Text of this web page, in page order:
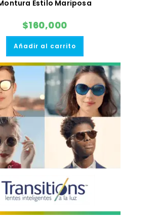
Estilo Mariposa
$160,000
Añadir al carrito